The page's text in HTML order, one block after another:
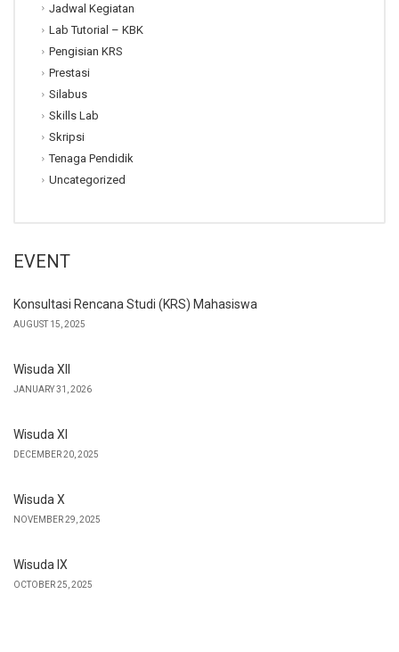
Jadwal Kegiatan
Lab Tutorial – KBK
Pengisian KRS
Prestasi
Silabus
Skills Lab
Skripsi
Tenaga Pendidik
Uncategorized
EVENT
Konsultasi Rencana Studi (KRS) Mahasiswa
AUGUST 15, 2025
Wisuda XII
JANUARY 31, 2026
Wisuda XI
DECEMBER 20, 2025
Wisuda X
NOVEMBER 29, 2025
Wisuda IX
OCTOBER 25, 2025